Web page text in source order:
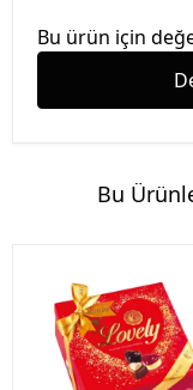
Bu ürün için
Bu